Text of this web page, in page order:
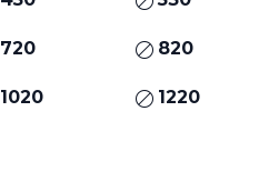
720 820
1020 1220